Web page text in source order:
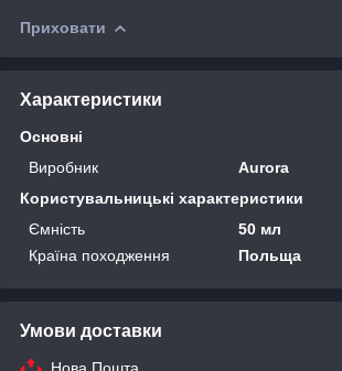
Приховати
Характеристики
Основні
Виробник
Aurora
Користувальницькі характеристики
Ємність
50 мл
Країна походження
Польща
Умови доставки
Нова Пошта